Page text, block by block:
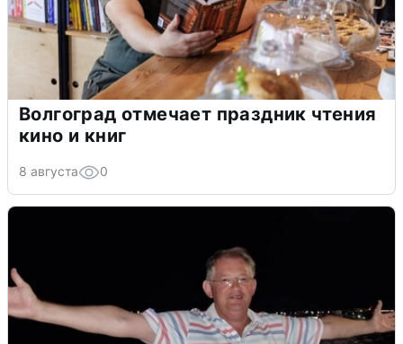
Волгоград отмечает праздник чтения
кино и книг
8 августа 0